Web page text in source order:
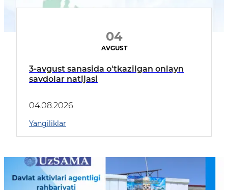
04
AVGUST
3-avgust sanasida o'tkazilgan onlayn
savdolar natijasi
04.08.2026
Yangiliklar